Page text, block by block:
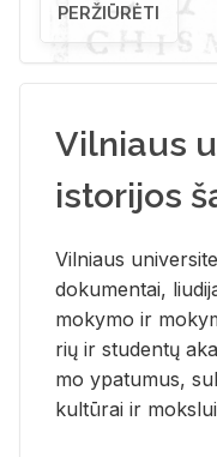
PERŽIŪRĖTI
Vilniaus
istorijos
Vil­niaus
do­ku­men­tai,
mo­ky­mo ir
rių ir stu­den­tų
mo ypa­tu­mus,
kul­tū­rai ir